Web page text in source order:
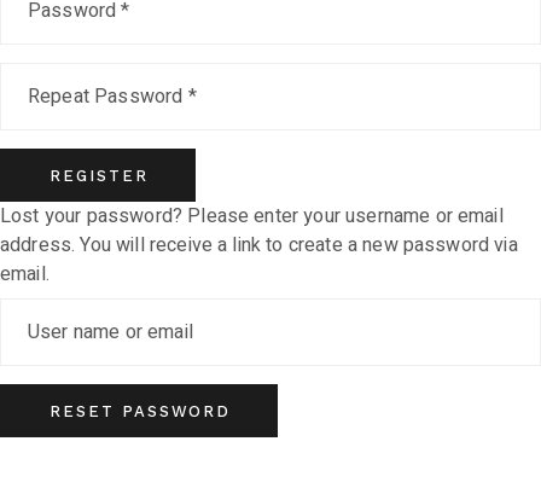
REGISTER
Lost your password? Please enter your username or email
address. You will receive a link to create a new password via
email.
RESET PASSWORD